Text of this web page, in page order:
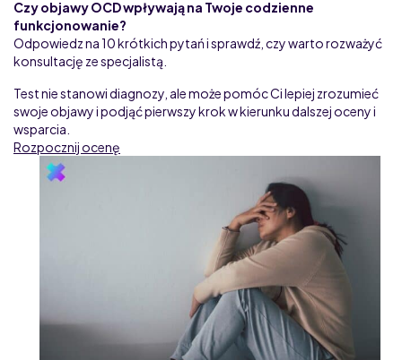
Czy objawy OCD wpływają na Twoje codzienne
funkcjonowanie?
Odpowiedz na 10 krótkich pytań i sprawdź, czy warto rozważyć
konsultację ze specjalistą.
Test nie stanowi diagnozy, ale może pomóc Ci lepiej zrozumieć
swoje objawy i podjąć pierwszy krok w kierunku dalszej oceny i
wsparcia.
Rozpocznij ocenę